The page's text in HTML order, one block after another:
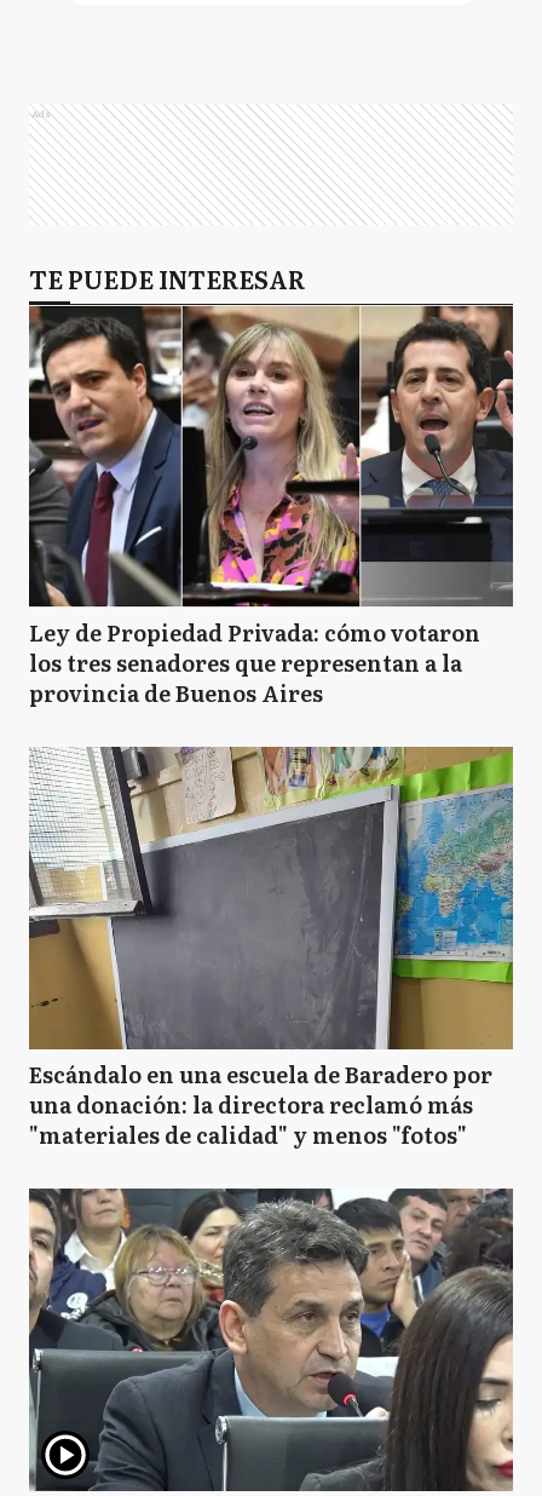
Ads
TE PUEDE INTERESAR
Ley de Propiedad Privada: cómo votaron
los tres senadores que representan a la
provincia de Buenos Aires
Escándalo en una escuela de Baradero por
una donación: la directora reclamó más
"materiales de calidad" y menos "fotos"